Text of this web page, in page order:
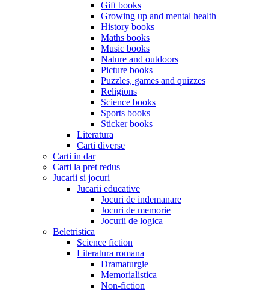
Gift books
Growing up and mental health
History books
Maths books
Music books
Nature and outdoors
Picture books
Puzzles, games and quizzes
Religions
Science books
Sports books
Sticker books
Literatura
Carti diverse
Carti in dar
Carti la pret redus
Jucarii si jocuri
Jucarii educative
Jocuri de indemanare
Jocuri de memorie
Jocurii de logica
Beletristica
Science fiction
Literatura romana
Dramaturgie
Memorialistica
Non-fiction